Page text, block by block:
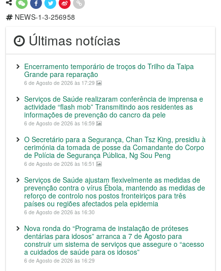
NEWS-1-3-256958
Últimas notícias
Encerramento temporário de troços do Trilho da Taipa
Grande para reparação
6 de Agosto de 2026 às 17:29
Serviços de Saúde realizaram conferência de imprensa e
actividade “flash mob” Transmitindo aos residentes as
informações de prevenção do cancro da pele
6 de Agosto de 2026 às 16:59
O Secretário para a Segurança, Chan Tsz King, presidiu à
cerimónia da tomada de posse da Comandante do Corpo
de Polícia de Segurança Pública, Ng Sou Peng
6 de Agosto de 2026 às 16:51
Serviços de Saúde ajustam flexivelmente as medidas de
prevenção contra o vírus Ébola, mantendo as medidas de
reforço de controlo nos postos fronteiriços para três
países ou regiões afectados pela epidemia
6 de Agosto de 2026 às 16:30
Nova ronda do “Programa de instalação de próteses
dentárias para idosos” arranca a 7 de Agosto para
construir um sistema de serviços que assegure o “acesso
a cuidados de saúde para os idosos”
6 de Agosto de 2026 às 16:29